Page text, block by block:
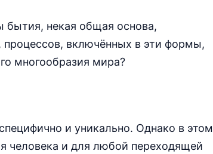
некая общая основа,
включённых в эти формы,
многообразия мира?
и уникально. Однако в этом
человека и для любой переходящей